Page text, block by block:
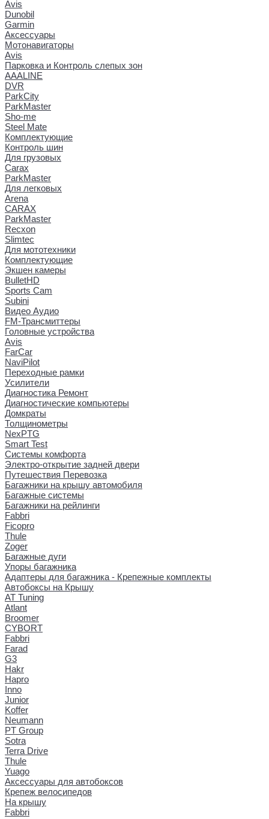
Avis
Dunobil
Garmin
Аксессуары
Мотонавигаторы
Avis
Парковка и Контроль слепых зон
AAALINE
DVR
ParkCity
ParkMaster
Sho-me
Steel Mate
Комплектующие
Контроль шин
Для грузовых
Carax
ParkMaster
Для легковых
Arena
CARAX
ParkMaster
Recxon
Slimtec
Для мототехники
Комплектующие
Экшен камеры
BulletHD
Sports Cam
Subini
Видео Аудио
FM-Трансмиттеры
Головные устройства
Avis
FarCar
NaviPilot
Переходные рамки
Усилители
Диагностика Ремонт
Диагностические компьютеры
Домкраты
Толщинометры
NexPTG
Smart Test
Системы комфорта
Электро-открытие задней двери
Путешествия Перевозка
Багажники на крышу автомобиля
Багажные системы
Багажники на рейлинги
Fabbri
Ficopro
Thule
Zoger
Багажные дуги
Упоры багажника
Адаптеры для багажника - Крепежные комплекты
Автобоксы на Крышу
AT Tuning
Atlant
Broomer
CYBORT
Fabbri
Farad
G3
Hakr
Hapro
Inno
Junior
Koffer
Neumann
PT Group
Sotra
Terra Drive
Thule
Yuago
Аксессуары для автобоксов
Крепеж велосипедов
На крышу
Fabbri